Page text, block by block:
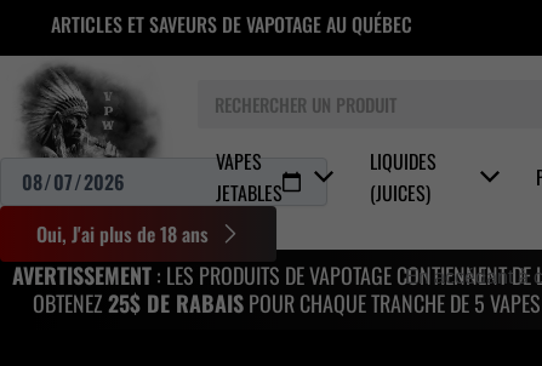
contenu
ARTICLES ET SAVEURS DE VAPOTAGE AU QUÉBEC
VAPES
JETABLES
LIQUIDES
(JUICES)
AVERTISSEMENT: LES PRODUITS DE VAPOTAGE CONTIENNENT
OBTENEZ25$ DE RABAISPOUR CHAQUE TRANCHE DE 5
Oui, J'ai plus de 18 ans
En accédant à